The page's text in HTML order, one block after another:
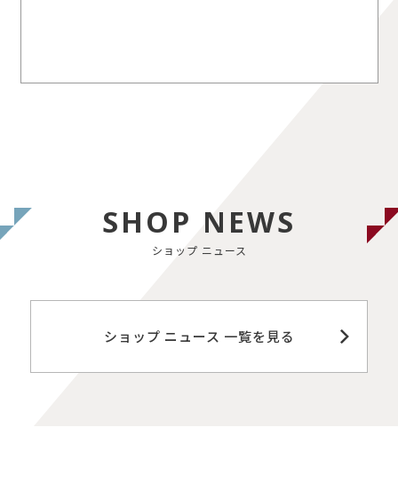
SHOP NEWS
ショップ ニュース
ショップ ニュース 一覧を見る